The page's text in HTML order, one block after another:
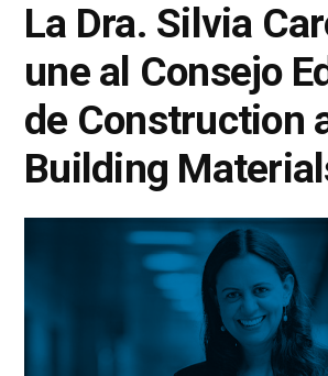
La Dra. Silvia
une al Consejo
de Construction
Building